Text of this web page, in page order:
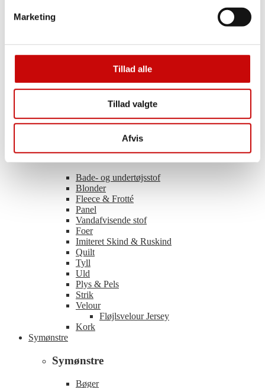
Marketing
Tillad alle
Tillad valgte
Afvis
Voile
Polyester
Light & Lush – Viscose
Coated Bomuld
Ramie
Øvrige Tekstiler
Bade- og undertøjsstof
Blonder
Fleece & Frotté
Panel
Vandafvisende stof
Foer
Imiteret Skind & Ruskind
Quilt
Tyll
Uld
Plys & Pels
Strik
Velour
Fløjlsvelour Jersey
Kork
Symønstre
Symønstre
Bøger